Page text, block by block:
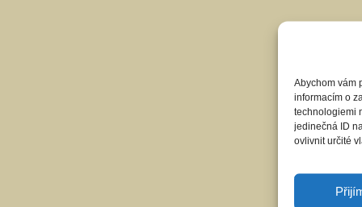
Abychom vám
informacím o
technologiemi
jedinečná ID
ovlivnit určité